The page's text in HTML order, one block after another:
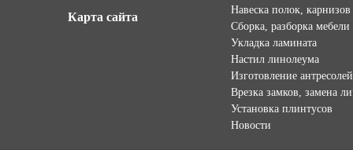
Карта сайта
Навеска полок, карнизов
Сборка, разборка мебели
Укладка ламината
Настил линолеума
Изготовление антресолей
Врезка замков, замена
Установка плинтусов
Новости